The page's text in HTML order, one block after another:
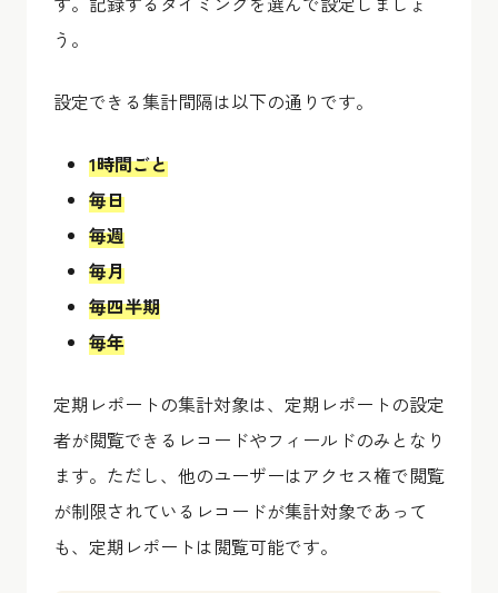
う。
設定できる集計間隔は以下の通りです。
1時間ごと
毎日
毎週
毎月
毎四半期
毎年
定期レポートの集計対象は、定期レポートの設定
者が閲覧できるレコードやフィールドのみとなり
ます。ただし、他のユーザーはアクセス権で閲覧
が制限されているレコードが集計対象であって
も、定期レポートは閲覧可能です。